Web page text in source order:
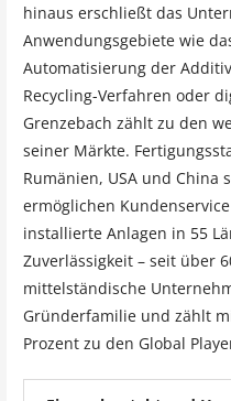
hinaus erschließt das
Anwendungsgebiete wie
Automatisierung der
Recycling-Verfahren oder
Grenzebach zählt zu den
seiner Märkte.
Rumänien, USA und China
ermöglichen
installierte Anlagen in 55
Zuverlässigkeit – seit über
mittelständische
Gründerfamilie und zählt
Prozent zu den Global